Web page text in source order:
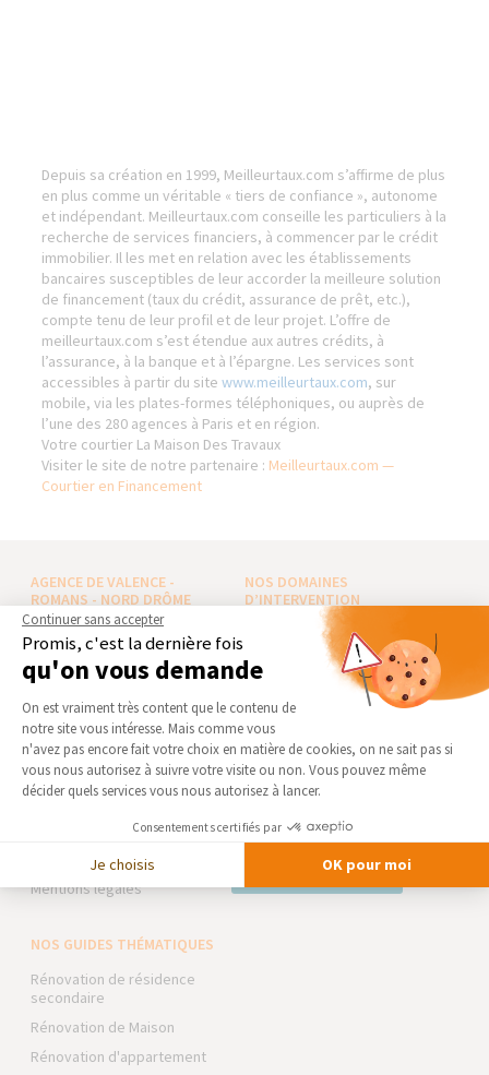
Depuis sa création en 1999, Meilleurtaux.com s’affirme de plus
en plus comme un véritable « tiers de confiance », autonome
et indépendant. Meilleurtaux.com conseille les particuliers à la
recherche de services financiers, à commencer par le crédit
immobilier. Il les met en relation avec les établissements
bancaires susceptibles de leur accorder la meilleure solution
de financement (taux du crédit, assurance de prêt, etc.),
compte tenu de leur profil et de leur projet. L’offre de
meilleurtaux.com s’est étendue aux autres crédits, à
l’assurance, à la banque et à l’épargne. Les services sont
accessibles à partir du sitewww.meilleurtaux.com, sur
mobile, via les plates-formes téléphoniques, ou auprès de
l’une des 280 agences à Paris et en région.
Votre courtier La Maison Des Travaux
Visiter le site de notre partenaire : Meilleurtaux.com —
Courtier en Financement
AGENCE DE VALENCE -
ROMANS - NORD DRÔME
Qui sommes-nous
Actualités
Partenaires
Trouver une agence
Devenir franchisé
d’intervention
Mentions légales
NOS DOMAINES
D’INTERVENTION
RÉNOVATION INTÉRIEURE
TRAVAUX EXTÉRIEURS
NOS PARTENAIRES
La Maison des Architectes
Expert Bricolage
Intégrer notre réseau
Des travaux pour les pros ?
NOS GUIDES THÉMATIQUES
Rénovation de résidence
secondaire
Rénovation de Maison
Rénovation d'appartement
Continuer sans accepter
Promis, c'est la dernière fois
qu'on vous demande
Plateforme de Gestion du
On est vraiment très content que le contenu de
notre site vous intéresse. Mais comme vous
n'avez pas encore fait votre choix en matière de cookies, on ne sait pas si
vous nous autorisez à suivre votre visite ou non. Vous pouvez même
décider quels services vous nous autorisez à lancer.
Consentements certifiés par
Je choisis OK pour moi
Axeptio consent